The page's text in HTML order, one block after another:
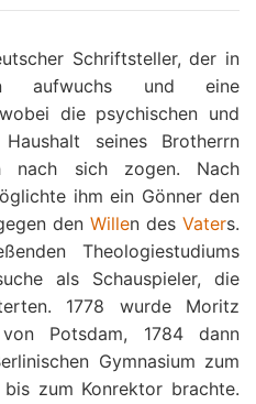
Schriftsteller, der in
aufwuchs und eine
die psychischen und
seines Brotherrn
nach sich zogen. Nach
ihm ein Gönner den
den Willen des Vaters.
Theologiestudiums
als Schauspieler, die
1778 wurde Moritz
Potsdam, 1784 dann
Gymnasium zum
zum Konrektor brachte.